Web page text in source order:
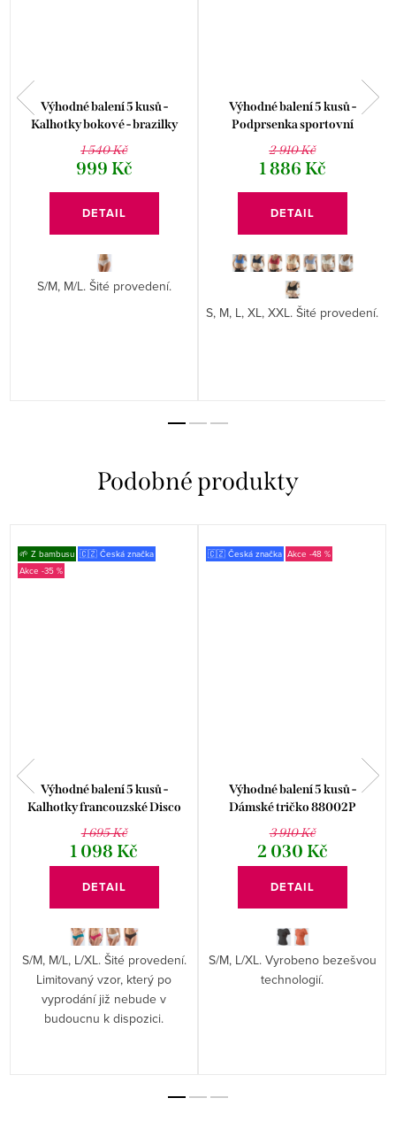
Výhodné balení 5 kusů -
Kalhotky bokové - brazilky
16101P
1 540 Kč
999 Kč
DETAIL
S/M, M/L. Šité provedení.
Výhodné balení 5 kusů -
Podprsenka sportovní
jednobarevná 97017P
2 910 Kč
1 886 Kč
DETAIL
S, M, L, XL, XXL. Šité provedení.
🌱 Z bambusu 🇨🇿 Česká značka
-35 %
Výhodné balení 5 kusů -
Kalhotky francouzské Disco
Bamboo I 14145P
1 695 Kč
1 098 Kč
DETAIL
S/M, M/L, L/XL. Šité provedení.
Limitovaný vzor, který po
vyprodání již nebude v
budoucnu k dispozici.
🇨🇿 Česká značka -48 %
Výhodné balení 5 kusů -
Dámské tričko 88002P
3 910 Kč
2 030 Kč
DETAIL
S/M, L/XL. Vyrobeno bezešvou
technologií.